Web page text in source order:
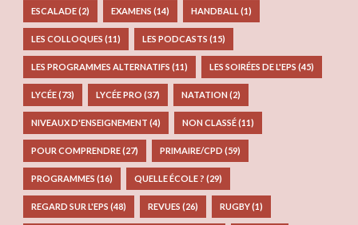
ESCALADE(2) EXAMENS (14) HANDBALL (1)
LES COLLOQUES (11) LES PODCASTS (15)
LES PROGRAMMES ALTERNATIFS (11) LES SOIRÉES DE L'EPS (45)
LYCÉE(73) LYCÉE PRO (37) NATATION (2)
NIVEAUX D'ENSEIGNEMENT (4) NON CLASSÉ(11)
POUR COMPRENDRE(27) PRIMAIRE/CPD (59)
PROGRAMMES (16) QUELLE ÉCOLE ? (29)
REGARD SUR L'EPS (48) REVUES (26) RUGBY(1)